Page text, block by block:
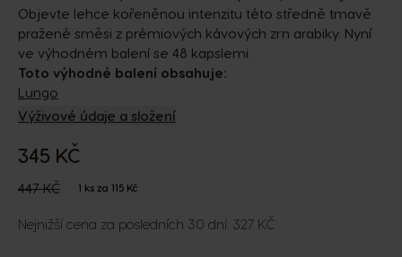
Objevte lehce kořeněnou intenzitu této středně tmavě
pražené směsi z prémiových kávových zrn arabiky. Nyní
ve výhodném balení se 48 kapslemi.
Toto výhodné balení obsahuje:
Lungo
Výživové údaje a složení
The price depends on the chosen options
Regular Price
447 KČ
345 KČ
1 ks za 115 Kč
Nejnižší cena za posledních 30 dní: 327 KČ